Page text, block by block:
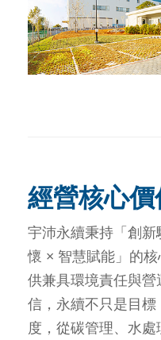
經營核心
宇沛永續秉持「創
懷 × 智慧賦能」的
供兼具環境責任與
信，永續不只是目
度，從碳管理、水